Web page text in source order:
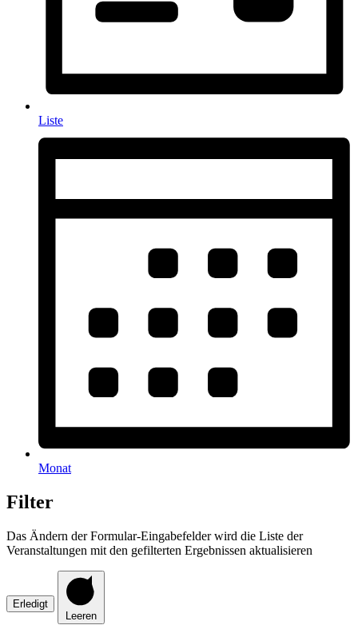
Liste
Monat
Filter
Das Ändern der Formular-Eingabefelder wird die Liste der
Veranstaltungen mit den gefilterten Ergebnissen aktualisieren
Erledigt
Leeren